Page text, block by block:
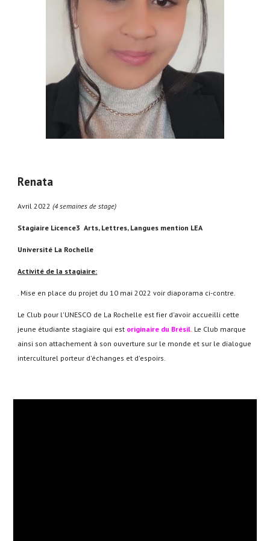
Renata
Avril 2022 (4 semaines de stage)
Stagiaire Licence3 Arts, Lettres, Langues mention LEA
Université La Rochelle
Activité de la stagiaire:
. Mise en place du projet du 10 mai 2022 voir diaporama ci-contre.
Le Club pour l'UNESCO de La Rochelle est fier d'avoir accueilli cette
jeune étudiante stagiaire qui est originaire du Brésil. Le Club marque
ainsi son attachement à son ouverture sur le monde et sur le dialogue
interculturel porteur d'échanges et d'espoirs.